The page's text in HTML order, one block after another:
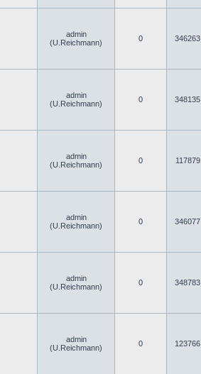
admin
(U.Reichmann)
0 346263
admin
(U.Reichmann)
0 348135
admin
(U.Reichmann)
0 117879
admin
(U.Reichmann)
0 346077
admin
(U.Reichmann)
0 348783
admin
(U.Reichmann)
0 123766